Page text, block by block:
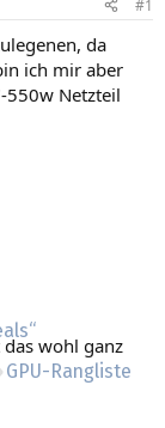
GPU-Rangliste
#1
da
ich mir aber
550w Netzteil
wohl ganz